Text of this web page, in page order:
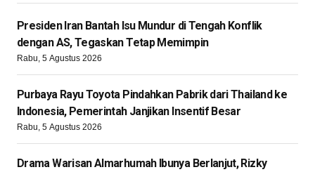
Presiden Iran Bantah Isu Mundur di Tengah Konflik
dengan AS, Tegaskan Tetap Memimpin
Rabu, 5 Agustus 2026
Purbaya Rayu Toyota Pindahkan Pabrik dari Thailand ke
Indonesia, Pemerintah Janjikan Insentif Besar
Rabu, 5 Agustus 2026
Drama Warisan Almarhumah Ibunya Berlanjut, Rizky